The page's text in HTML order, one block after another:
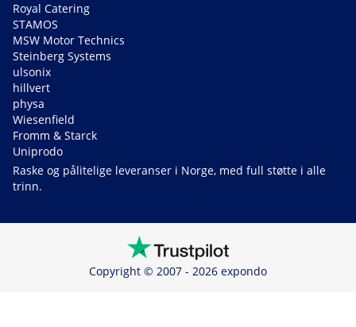
Royal Catering
STAMOS
MSW Motor Technics
Steinberg Systems
ulsonix
hillvert
physa
Wiesenfield
Fromm & Starck
Uniprodo
Raske og pålitelige leveranser i Norge, med full støtte i alle
trinn.
Copyright © 2007 - 2026 expondo